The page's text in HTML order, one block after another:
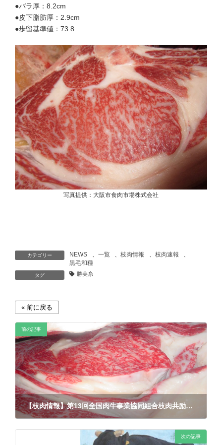
●バラ厚：8.2cm
●皮下脂肪厚：2.9cm
●歩留基準値：73.8
写真提供：大阪市食肉市場株式会社
カテゴリー NEWS 、 一覧 、枝肉情報 、 枝肉速報
、
黒毛和種
タグ 勝美糸
前の記事
【枝肉情報】第13回全国肉牛事業協同組合枝肉共励会（交雑種）《勝美糸・勝吾》
次の記事